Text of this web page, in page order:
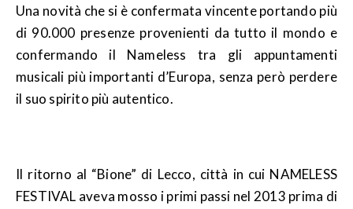
Una novità che si è confermata vincente portando più
di 90.000 presenze provenienti da tutto il mondo e
confermando il Nameless tra gli appuntamenti
musicali più importanti d’Europa, senza però perdere
il suo spirito più autentico.
Il ritorno al “Bione” di Lecco, città in cui NAMELESS
FESTIVAL aveva mosso i primi passi nel 2013 prima di